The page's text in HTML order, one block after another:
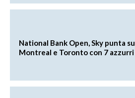
National Bank Open, Sky punta su
Montreal e Toronto con 7 azzurri